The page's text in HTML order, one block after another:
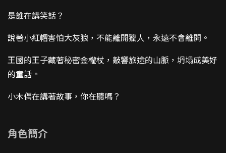
是誰在講笑話？
說著小紅帽害怕大灰狼，不能離開獵人，永遠不會離開。
王國的王子藏著秘密金權杖，敲響旅途的山脈，坍塌成美好
的童話。
小木偶在講著故事，你在聽嗎？
角色簡介